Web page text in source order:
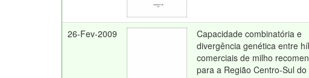
26-Fev-2009
Capacidade combinatória e
divergência genética entre
comerciais de milho
para a Região Centro-Sul